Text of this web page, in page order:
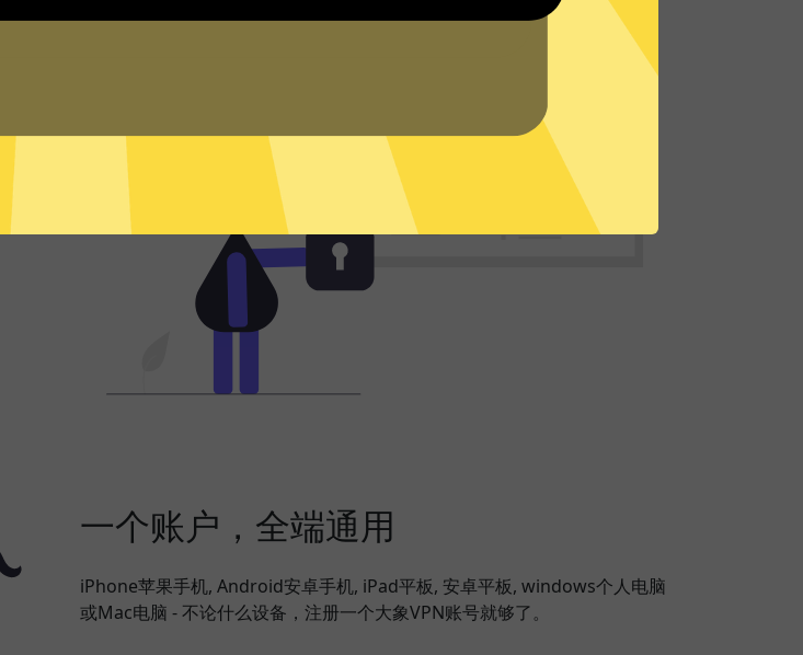
发
的
一个账户，全端通用
iPhone苹果手机, Android安卓手机, iPad平板, 安卓平板, windows个人电脑
或Mac电脑 - 不论什么设备，注册一个大象VPN账号就够了。